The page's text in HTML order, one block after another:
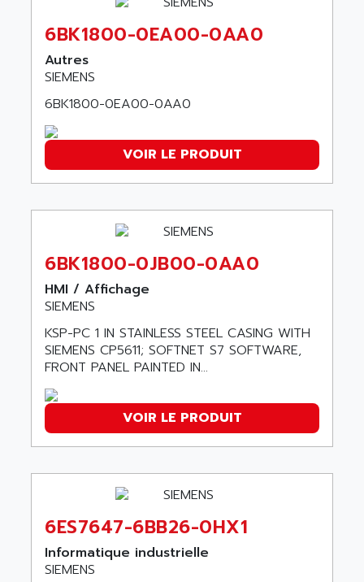
SERIE 9000
SIMATIC ET200
UNIDRIVE
FMV
DIGIDRIVE SE
SIGMA II
VERITRON
PANELVIEW
AXUMERIK
PROVIT
GRADIPAK
SIMATIC MP
MINI MAESTRO
NT3
SINUMERIK 820/
SIMATIC MULTIPANEL
DIGIVEX
PWE
ALCATEL-LUCENT
ALDES
ALES
ALFA PROGETTI
ALFA ROBOT
ALFA-LAVAL
ALFONS HAAR
ALICAT SCIENTIFIC
ALIZEA
ALL TERMINALS
ALLEGRO MICROSYSTEMS
ALLEN
ALLEN CODIERGERATE GMBH
ALLEN CODING SYSTEMS
ALLEN SYSTEMS
ALLIANCE INSTRUMENTS
ALLIANCE MEMORY
ALLIED TELESIS
ALLIED TELESYN
ALLIED VISION
6BK1800-0EA00-0AA0
Autres
SIEMENS
6BK1800-0EA00-0AA0
VOIR LE PRODUIT
6BK1800-0JB00-0AA0
HMI / Affichage
SIEMENS
KSP-PC 1 IN STAINLESS STEEL CASING WITH
SIEMENS CP5611; SOFTNET S7 SOFTWARE,
FRONT PANEL PAINTED IN...
VOIR LE PRODUIT
6ES7647-6BB26-0HX1
Informatique industrielle
SIEMENS